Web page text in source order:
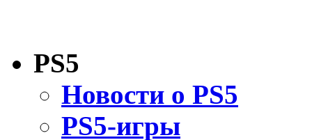
PS5
Новости о PS5
PS5-игры